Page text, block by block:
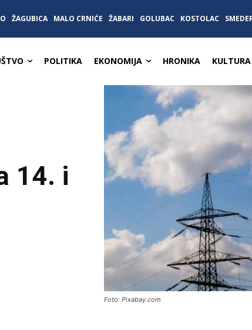
ŽAGUBICA MALO CRNIĆE ŽABARI GOLUBAC KOSTOLAC
POLITIKA EKONOMIJA HRONIKA KULTURA
14. i
Foto: Pixabay.com